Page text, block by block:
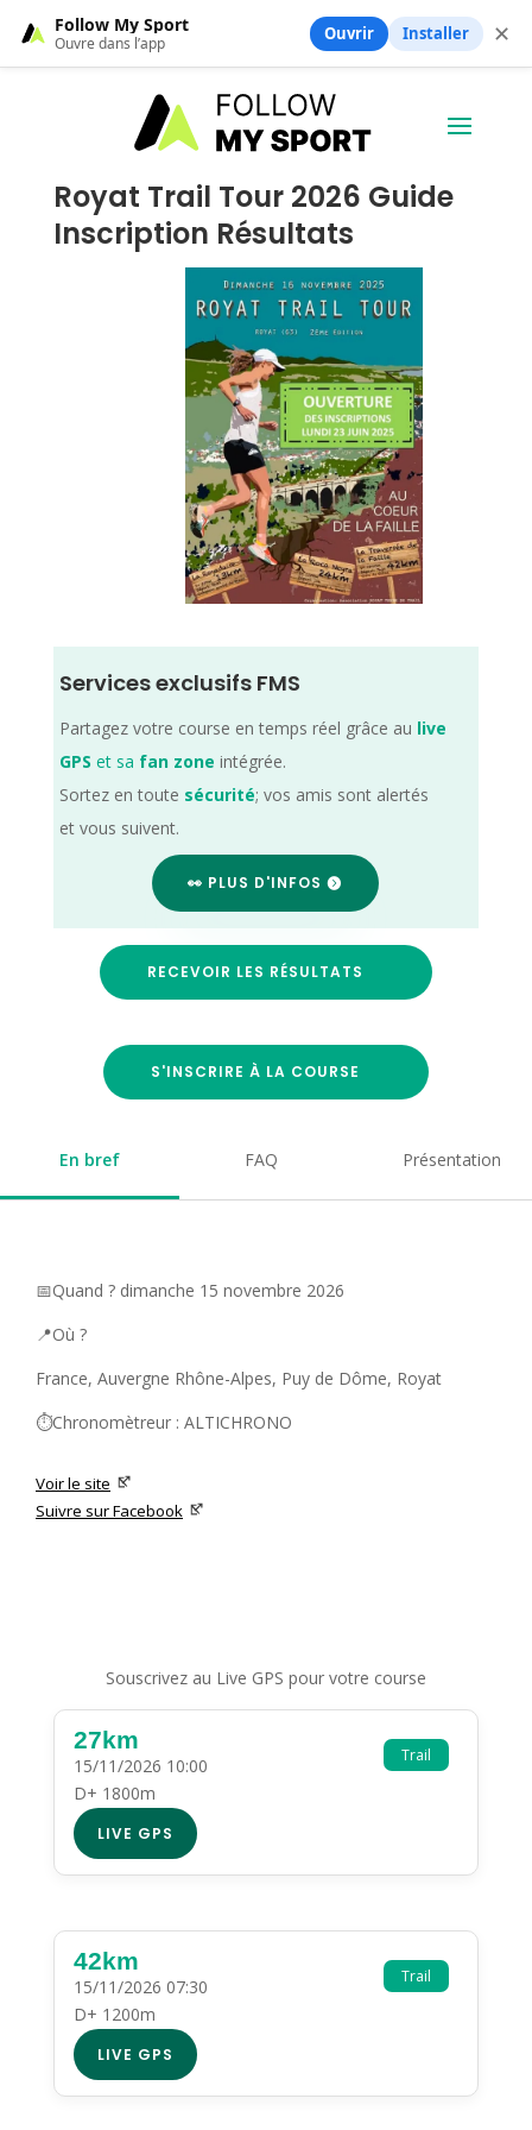
Royat Trail Tour 2026 Guide
Inscription Résultats
Services exclusifs FMS
Partagez votre course en temps réel grâce au live
GPS et sa fan zone intégrée.
Sortez en toute sécurité; vos amis sont alertés
et vous suivent.
👀 PLUS D'INFOS
RECEVOIR LES RÉSULTATS
S'INSCRIRE À LA COURSE
En bref FAQ Présentation
📅Quand ? dimanche 15 novembre 2026
📍Où ?
France, Auvergne Rhône-Alpes, Puy de Dôme, Royat
⏱️Chronomètreur : ALTICHRONO
Voir le site
Suivre sur Facebook
Souscrivez au Live GPS pour votre course
Trail
27km
15/11/2026 10:00
D+ 1800m
LIVE GPS
Trail
42km
15/11/2026 07:30
D+ 1200m
LIVE GPS
Follow My Sport
Ouvre dans l’app Ouvrir Installer ✕